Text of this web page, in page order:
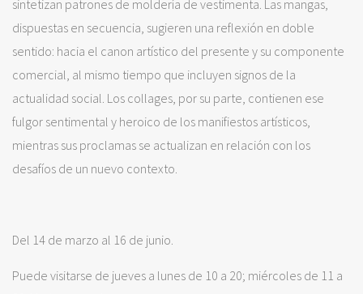
sintetizan patrones de moldería de vestimenta. Las mangas,
dispuestas en secuencia, sugieren una reflexión en doble
sentido: hacia el canon artístico del presente y su componente
comercial, al mismo tiempo que incluyen signos de la
actualidad social. Los collages, por su parte, contienen ese
fulgor sentimental y heroico de los manifiestos artísticos,
mientras sus proclamas se actualizan en relación con los
desafíos de un nuevo contexto.
Del 14 de marzo al 16 de junio.
Puede visitarse de jueves a lunes de 10 a 20; miércoles de 11 a